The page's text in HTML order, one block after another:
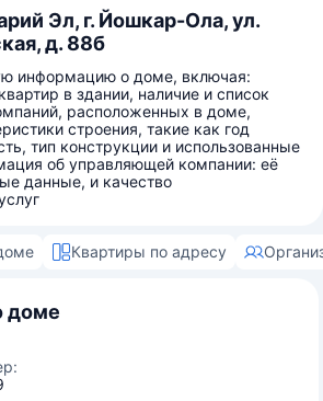
Эл, г. Йошкар-Ола, ул.
д. 88б
информацию о доме, включая:
в здании, наличие и список
расположенных в доме,
строения, такие как год
тип конструкции и использованные
об управляющей компании: её
данные, и качество
Квартиры по адресу
доме